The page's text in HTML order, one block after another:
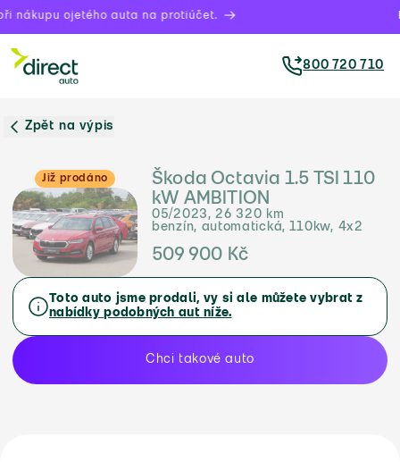
nákupu ojetého auta na protiúčet.
800 720 710
Zpět na výpis
Již prodáno
Škoda Octavia 1.5 TSI 110
kW AMBITION
05/2023, 26 320 km
benzín, automatická, 110kw, 4x2
509 900 Kč
Toto auto jsme prodali, vy si ale můžete vybrat z
nabídky podobných aut níže.
Chci takové auto